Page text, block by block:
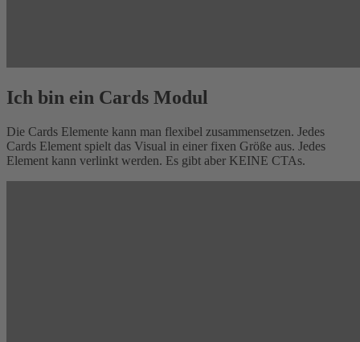
Ich bin ein Cards Modul
Die Cards Elemente kann man flexibel zusammensetzen. Jedes
Cards Element spielt das Visual in einer fixen Größe aus. Jedes
Element kann verlinkt werden. Es gibt aber KEINE CTAs.